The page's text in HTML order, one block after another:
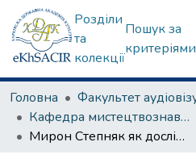
Розділи
та
колекції
Пошук за
критеріями
Головна
Кафедра мистецтвознавства
Мирон Степняк як дослідник української літератури